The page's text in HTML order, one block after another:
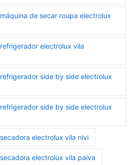
de secar roupa electrolux
electrolux vila
side by side electrolux
side by side electrolux
electrolux vila nivi
electrolux vila paiva